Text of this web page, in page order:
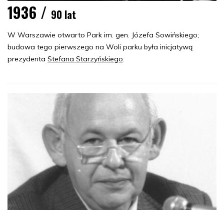
1936 / 90 lat
W Warszawie otwarto Park im. gen. Józefa Sowińskiego;
budowa tego pierwszego na Woli parku była inicjatywą
prezydenta Stefana Starzyńskiego.